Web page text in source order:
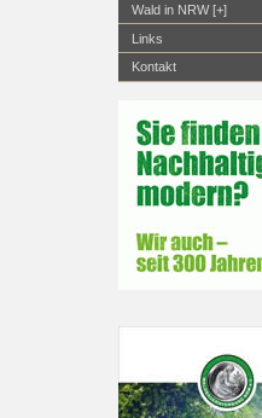
Wald in NRW [+]
Links
Kontakt